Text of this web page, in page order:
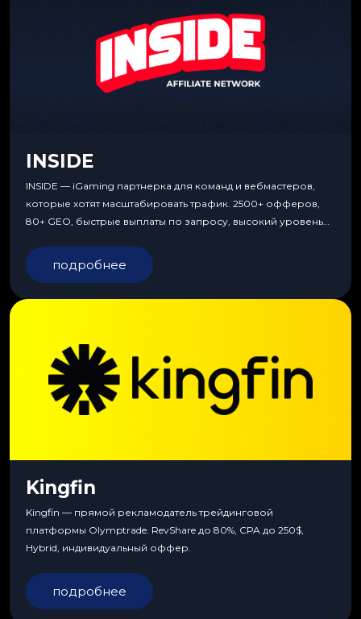
INSIDE
INSIDE — iGaming партнерка для команд и вебмастеров,
которые хотят масштабировать трафик. 2500+ офферов,
80+ GEO, быстрые выплаты по запросу, высокий уровень
подробнее
Kingfin
Kingfin — прямой рекламодатель трейдинговой
платформы Olymptrade. RevShare до 80%, CPA до 250$,
Hybrid, индивидуальный оффер.
подробнее